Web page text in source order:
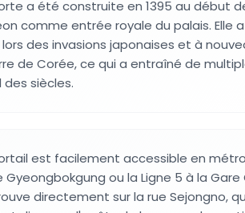
a été construite en 1395 au début
comme entrée royale du palais. Elle
lors des invasions japonaises et à
de Corée, ce qui a entraîné de
des siècles.
est facilement accessible en métro
Gyeongbokgung ou la Ligne 5 à la Gare
directement sur la rue Sejongno,